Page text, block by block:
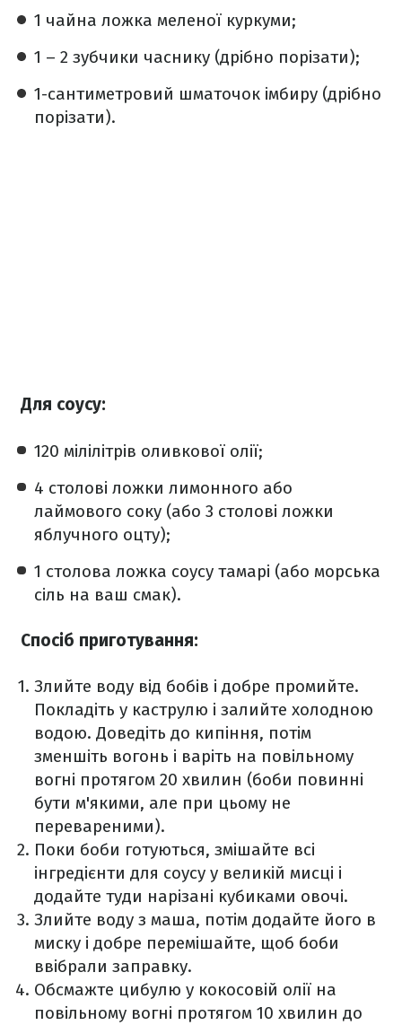
1 чайна ложка меленої куркуми;
1 – 2 зубчики часнику (дрібно порізати);
1-сантиметровий шматочок імбиру (дрібно
порізати).
Для соусу:
120 мілілітрів оливкової олії;
4 столові ложки лимонного або
лаймового соку (або 3 столові ложки
яблучного оцту);
1 столова ложка соусу тамарі (або морська
сіль на ваш смак).
Спосіб приготування:
Злийте воду від бобів і добре промийте.
Покладіть у каструлю і залийте холодною
водою. Доведіть до кипіння, потім
зменшіть вогонь і варіть на повільному
вогні протягом 20 хвилин (боби повинні
бути м'якими, але при цьому не
перевареними).
Поки боби готуються, змішайте всі
інгредієнти для соусу у великій мисці і
додайте туди нарізані кубиками овочі.
Злийте воду з маша, потім додайте його в
миску і добре перемішайте, щоб боби
ввібрали заправку.
Обсмажте цибулю у кокосовій олії на
повільному вогні протягом 10 хвилин до